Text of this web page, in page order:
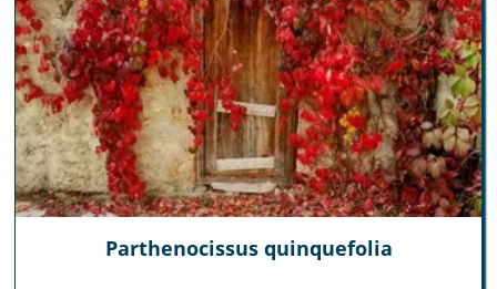
Parthenocissus quinquefolia